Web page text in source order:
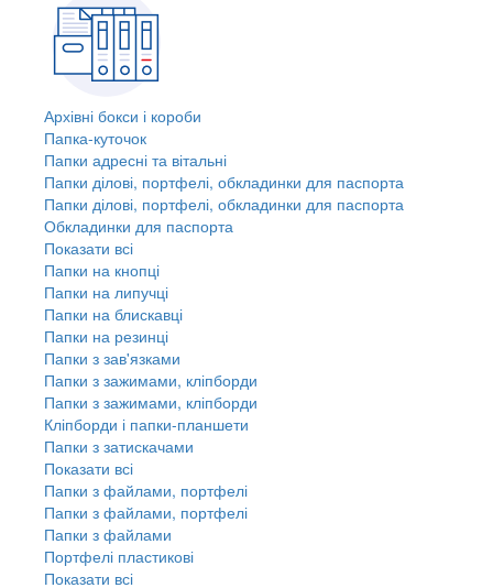
Архівні бокси і короби
Папка-куточок
Папки адресні та вітальні
Папки ділові, портфелі, обкладинки для паспорта
Папки ділові, портфелі, обкладинки для паспорта
Обкладинки для паспорта
Показати всі
Папки на кнопці
Папки на липучці
Папки на блискавці
Папки на резинці
Папки з зав'язками
Папки з зажимами, кліпборди
Папки з зажимами, кліпборди
Кліпборди і папки-планшети
Папки з затискачами
Показати всі
Папки з файлами, портфелі
Папки з файлами, портфелі
Папки з файлами
Портфелі пластикові
Показати всі